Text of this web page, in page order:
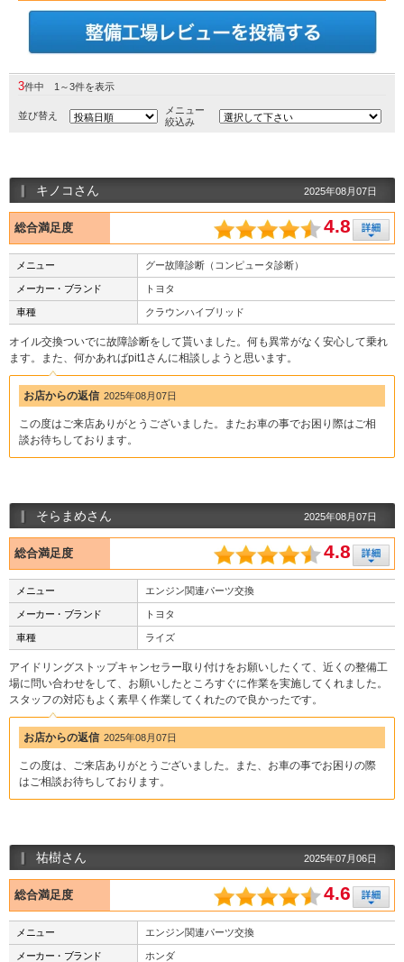
3件中 1～3件を表示
並び替え
メニュー
絞込み
キノコさん 2025年08月07日
総合満足度 4.8
メニュー グー故障診断（コンピュータ診断）
メーカー・ブランド トヨタ
車種 クラウンハイブリッド
オイル交換ついでに故障診断をして貰いました。何も異常がなく安心して乗れ
ます。また、何かあればpit1さんに相談しようと思います。
お店からの返信 2025年08月07日
この度はご来店ありがとうございました。またお車の事でお困り際はご相
談お待ちしております。
そらまめさん 2025年08月07日
総合満足度 4.8
メニュー エンジン関連パーツ交換
メーカー・ブランド トヨタ
車種 ライズ
アイドリングストップキャンセラー取り付けをお願いしたくて、近くの整備工
場に問い合わせをして、お願いしたところすぐに作業を実施してくれました。
スタッフの対応もよく素早く作業してくれたので良かったです。
お店からの返信 2025年08月07日
この度は、ご来店ありがとうございました。また、お車の事でお困りの際
はご相談お待ちしております。
祐樹さん 2025年07月06日
総合満足度 4.6
メニュー エンジン関連パーツ交換
メーカー・ブランド ホンダ